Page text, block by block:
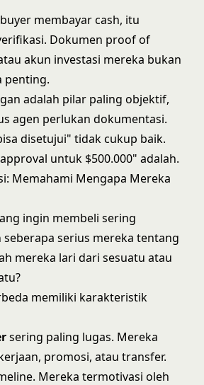
buyer membayar cash, itu
Dokumen proof of
akun investasi mereka bukan
penting.
adalah pilar paling objektif,
agen perlukan dokumentasi.
disetujui" tidak cukup baik.
untuk $500.000" adalah.
Memahami Mengapa Mereka
ingin membeli sering
serius mereka tentang
mereka lari dari sesuatu atau
memiliki karakteristik
sering paling lugas. Mereka
promosi, atau transfer.
Mereka termotivasi oleh